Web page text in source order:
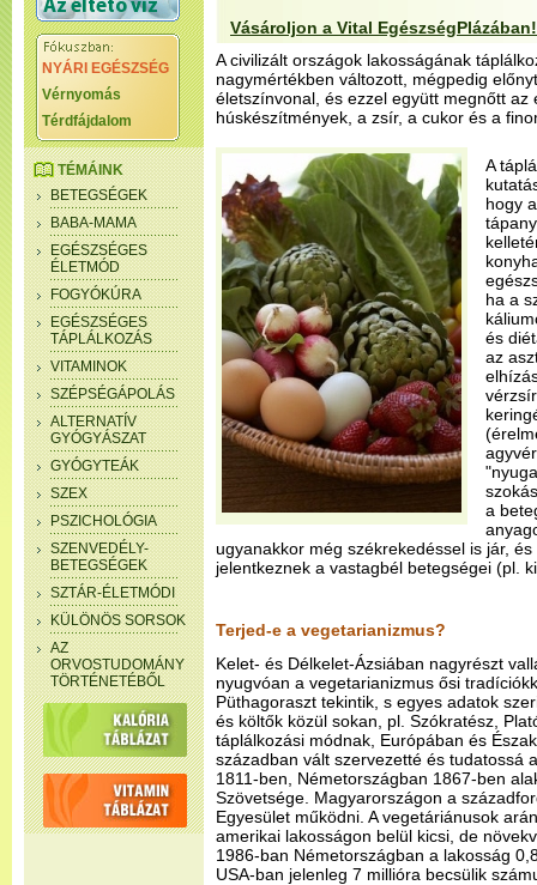
NYÁRI EGÉSZSÉG
Vérnyomás
Térdfájdalom
TÉMÁINK
BETEGSÉGEK
BABA-MAMA
EGÉSZSÉGES
ÉLETMÓD
FOGYÓKÚRA
EGÉSZSÉGES
TÁPLÁLKOZÁS
VITAMINOK
SZÉPSÉGÁPOLÁS
ALTERNATÍV
GYÓGYÁSZAT
GYÓGYTEÁK
SZEX
PSZICHOLÓGIA
SZENVEDÉLY-
BETEGSÉGEK
SZTÁR-ÉLETMÓDI
KÜLÖNÖS SORSOK
AZ
ORVOSTUDOMÁNY
TÖRTÉNETÉBŐL
Vásároljon a Vital
A civilizált országok lakosságának
nagymértékben változott, mégpedig
életszínvonal, és ezzel együtt megnőtt az
húskészítmények, a zsír, a cukor és a
A
hogy
ha a
és
az
a
ugyanakkor még székrekedéssel is jár,
jelentkeznek a vastagbél betegségei (pl.
Terjed-e a vegetarianizmus?
Kelet- és Délkelet-Ázsiában nagyrészt
nyugvóan a vegetarianizmus ősi
Püthagoraszt tekintik, s egyes adatok
és költők közül sokan, pl. Szókratész,
táplálkozási módnak, Európában és
században vált szervezetté és tudatossá
1811-ben, Németországban 1867-ben
Szövetsége. Magyarországon a
Egyesület működni. A vegetáriánusok
amerikai lakosságon belül kicsi, de
1986-ban Németországban a lakosság
USA-ban jelenleg 7 millióra becsülik